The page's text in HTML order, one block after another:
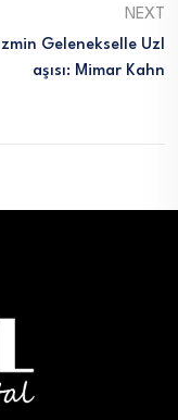
NEXT
Gelenekselle Uzl
Aşısı: Mimar Kahn